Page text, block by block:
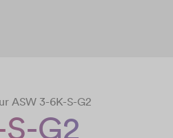
ASW 3-6K-S-G2
G2